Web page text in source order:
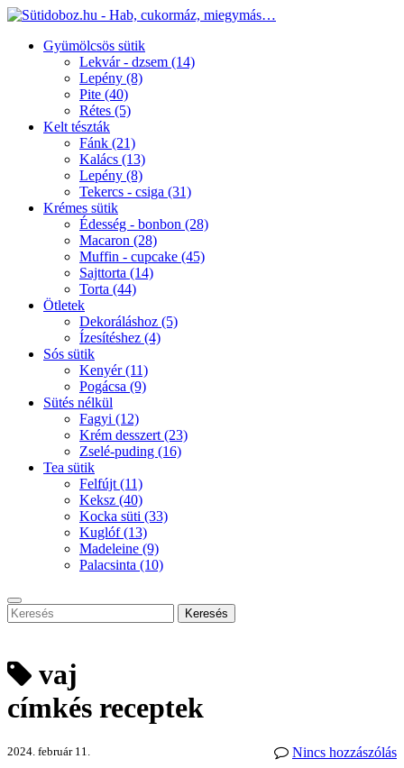
Gyümölcsös sütik
Lekvár - dzsem (14)
Lepény (8)
Pite (40)
Rétes (5)
Kelt tészták
Fánk (21)
Kalács (13)
Lepény (8)
Tekercs - csiga (31)
Krémes sütik
Édesség - bonbon (28)
Macaron (28)
Muffin - cupcake (45)
Sajttorta (14)
Torta (44)
Ötletek
Dekoráláshoz (5)
Ízesítéshez (4)
Sós sütik
Kenyér(11)
Pogácsa (9)
Sütés nélkül
Fagyi (12)
Krém desszert (23)
Zselé-puding (16)
Tea sütik
Felfújt (11)
Keksz (40)
Kocka süti (33)
Kuglóf(13)
Madeleine (9)
Palacsinta (10)
Keresés
vaj
címkés receptek
Nincs hozzászólás
2024. február 11.